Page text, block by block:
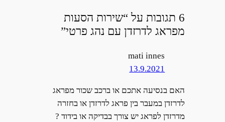
6 תגובות על “שירות הסעות
מפראג לדרזדן עם נהג פרטי”
mati innes
13.9.2021
האם בנסיעה אתכם או ברכב שכור מפראג
לדרזדן במעבר בין פראג לדרזדן או בחזרה
מדרזדן לפראג יש צורך בבדיקה או בידוד ?